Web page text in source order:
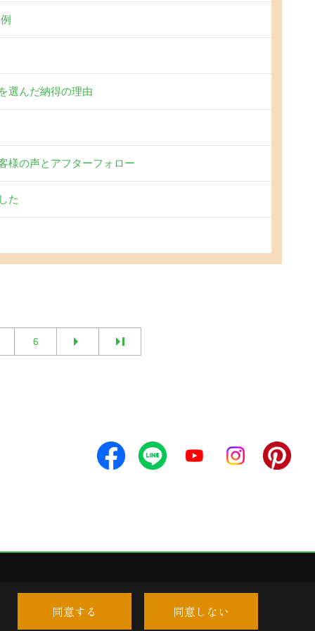
選んだ納得の理由
様の声とアフターフォロー
た
6
同意する 同意しない